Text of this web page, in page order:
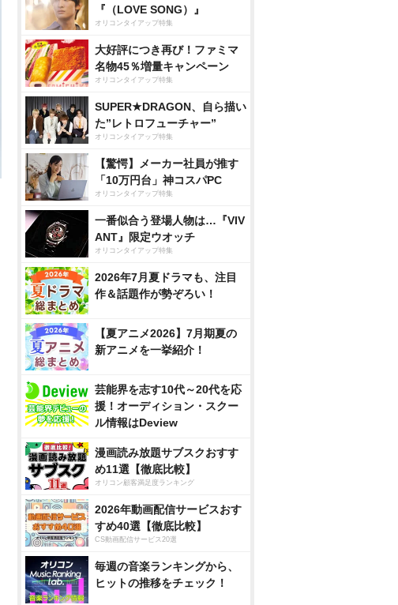
『（LOVE SONG）』
オリコンタイアップ特集
大好評につき再び！ファミマ
名物45％増量キャンペーン
オリコンタイアップ特集
SUPER★DRAGON、自ら描い
た”レトロフューチャー”
オリコンタイアップ特集
【驚愕】メーカー社員が推す
「10万円台」神コスパPC
オリコンタイアップ特集
一番似合う登場人物は…『VIV
ANT』限定ウオッチ
オリコンタイアップ特集
2026年7月夏ドラマも、注目
作＆話題作が勢ぞろい！
【夏アニメ2026】7月期夏の
新アニメを一挙紹介！
芸能界を志す10代～20代を応
援！オーディション・スクー
ル情報はDeview
漫画読み放題サブスクおすす
め11選【徹底比較】
オリコン顧客満足度ランキング
2026年動画配信サービスおす
すめ40選【徹底比較】
CS動画配信サービス20選
毎週の音楽ランキングから、
ヒットの推移をチェック！